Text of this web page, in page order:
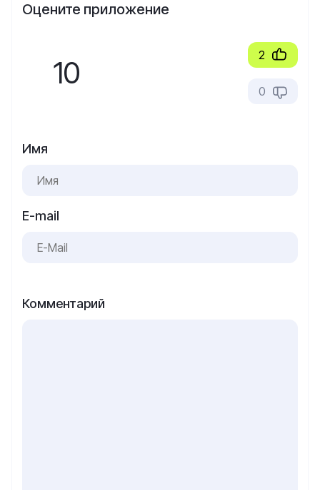
Оцените приложение
10 2
0
Имя
E-mail
Комментарий